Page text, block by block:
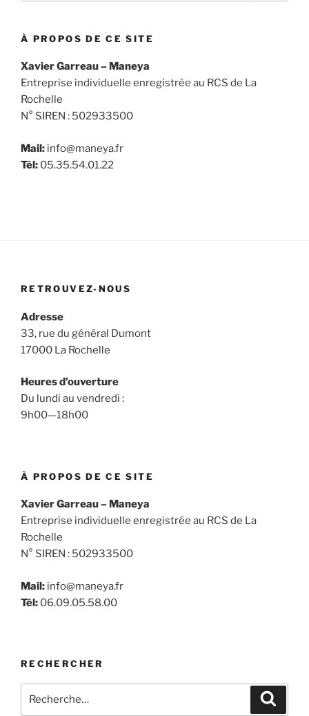
À PROPOS DE CE SITE
Xavier Garreau – Maneya
Entreprise individuelle enregistrée au RCS de La
Rochelle
N° SIREN : 502933500
Mail: info@maneya.fr
Tél: 05.35.54.01.22
RETROUVEZ-NOUS
Adresse
33, rue du général Dumont
17000 La Rochelle
Heures d’ouverture
Du lundi au vendredi :
9h00—18h00
À PROPOS DE CE SITE
Xavier Garreau – Maneya
Entreprise individuelle enregistrée au RCS de La
Rochelle
N° SIREN : 502933500
Mail: info@maneya.fr
Tél: 06.09.05.58.00
RECHERCHER
pour